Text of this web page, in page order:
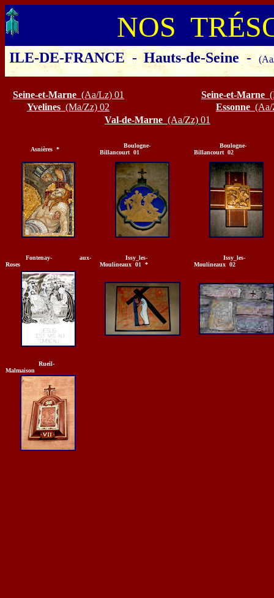
NOS
ILE-DE-FRANCE- Hauts-de-Seine -
Cliquer sur le département ou
Seine-et-Marne (Aa/Lz) 01 Seine-et-Marne
Yvelines (Ma/Zz) 02 Essonne (Aa/
Val-de-Marne (Aa/Zz) 01
Asnières *
Boulogne-
Billancourt 01
Boulogne-
Billancourt 02
Fontenay- aux-
Roses
Issy_les-
Moulineaux 01 *
Issy_les-
Moulineaux 02
Rueil-
Malmaison